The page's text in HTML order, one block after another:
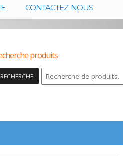
CONTACTEZ-NOUS
produits
RECHERCHE